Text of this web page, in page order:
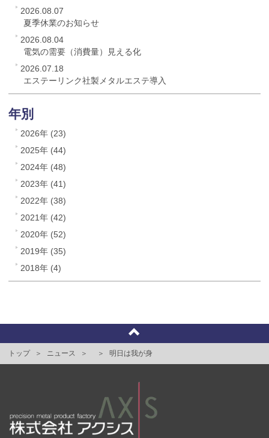
2026.08.07
夏季休業のお知らせ
2026.08.04
電気の需要（消費量）見える化
2026.07.18
エステーリンク社製メタルエステ導入
年別
2026年 (23)
2025年 (44)
2024年 (48)
2023年 (41)
2022年 (38)
2021年 (42)
2020年 (52)
2019年 (35)
2018年 (4)
トップ ニュース 明日は我が身